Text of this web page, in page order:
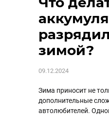
зимой?
09.12.2024
Зима приносит не
дополнительные
автолюбителей.